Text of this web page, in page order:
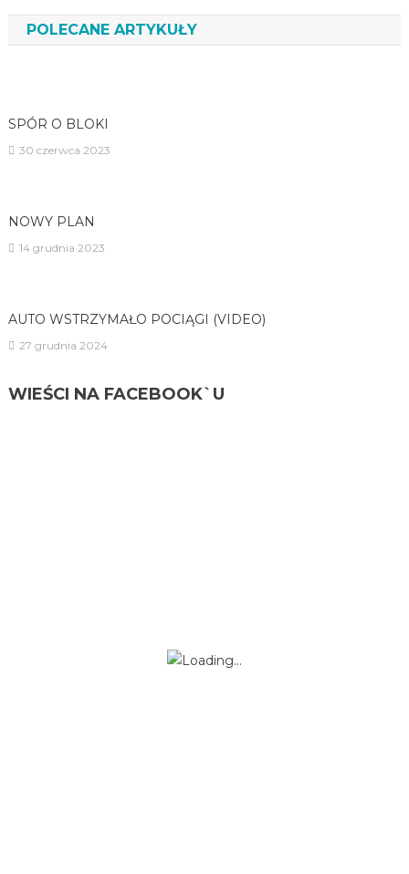
POLECANE ARTYKUŁY
SPÓR O BLOKI
30 czerwca 2023
NOWY PLAN
14 grudnia 2023
AUTO WSTRZYMAŁO POCIĄGI (VIDEO)
27 grudnia 2024
WIEŚCI NA FACEBOOK`U